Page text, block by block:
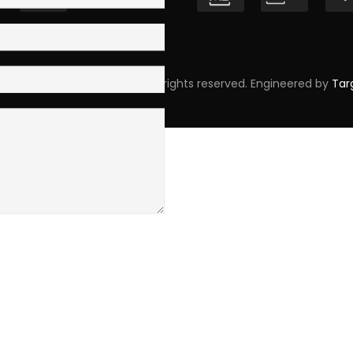
© 2023 Skpro, Lda. All rights reserved. Engineered by